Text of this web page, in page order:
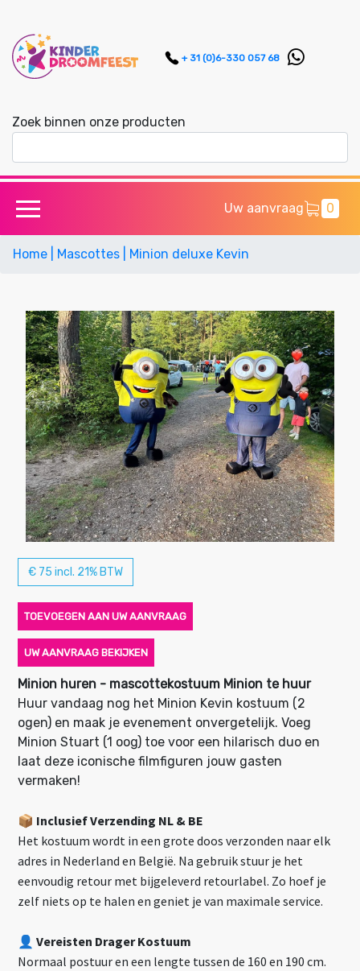
+ 31 (0)6-330 057 68
Zoek binnen onze producten
Uw aanvraag 0
Home | Mascottes | Minion deluxe Kevin
€ 75 incl. 21% BTW
TOEVOEGEN AAN UW AANVRAAG
UW AANVRAAG BEKIJKEN
Minion huren - mascottekostuum Minion te huur
Huur vandaag nog het Minion Kevin kostuum (2
ogen) en maak je evenement onvergetelijk. Voeg
Minion Stuart (1 oog) toe voor een hilarisch duo en
laat deze iconische filmfiguren jouw gasten
vermaken!
📦 Inclusief Verzending NL & BE
Het kostuum wordt in een grote doos verzonden naar elk
adres in Nederland en België. Na gebruik stuur je het
eenvoudig retour met bijgeleverd retourlabel. Zo hoef je
zelf niets op te halen en geniet je van maximale service.
👤Vereisten Drager Kostuum
Normaal postuur en een lengte tussen de 160 en 190 cm.